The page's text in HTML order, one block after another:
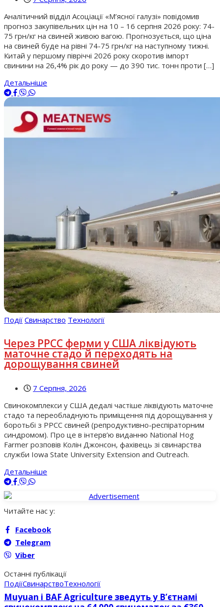
Аналітичний відділ Асоціації «М’ясної галузі» повідомив
прогноз закупівельних цін на 10 – 16 серпня 2026 року: 74-
75 грн/кг на свиней живою вагою. Прогнозується, що ціна
на свиней буде на рівні 74-75 грн/кг на наступному тижні.
Китай у першому півріччі 2026 року скоротив імпорт
свинини на 26,4% рік до року — до 390 тис. тонн проти […]
Детальніше
Події Свинарство Технології
Через РРСС ферми у США ліквідують
маточне стадо й переходять на
дорощування свиней
7 Серпня, 2026
Свинокомплекси у США дедалі частіше ліквідують маточне
стадо та переобладнують приміщення під дорощування у
боротьбі з РРСС свиней (репродуктивно-респіраторним
синдромом). Про це в інтерв’ю виданню National Hog
Farmer розповів Колін Джонсон, фахівець зі свинарства
служби Iowa State University Extension and Outreach.
Детальніше
Читайте нас у:
Facebook
Telegram
Viber
Останні публікації
ПодіїСвинарствоТехнології
Muyuan і BAF Agriculture зведуть у В’єтнамі